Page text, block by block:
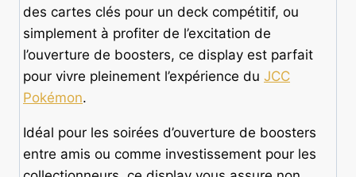
des cartes clés pour un deck compétitif, ou
simplement à profiter de l’excitation de
l’ouverture de boosters, ce display est parfait
pour vivre pleinement l’expérience du JCC
Pokémon.
Idéal pour les soirées d’ouverture de boosters
entre amis ou comme investissement pour les